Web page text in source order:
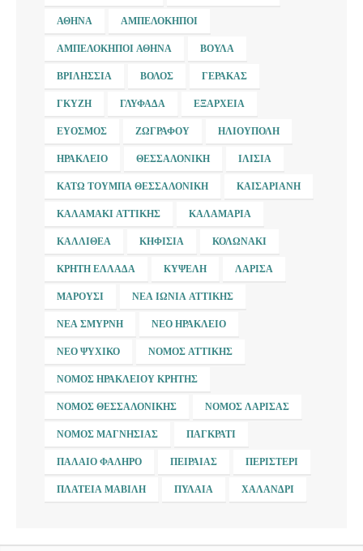
ΑΘΉΝΑ ΑΜΠΕΛΌΚΗΠΟΙ
ΑΜΠΕΛΌΚΗΠΟΙ ΑΘΉΝΑ ΒΟΎΛΑ
ΒΡΙΛΉΣΣΙΑ ΒΌΛΟΣ ΓΈΡΑΚΑΣ
ΓΚΎΖΗ ΓΛΥΦΆΔΑ ΕΞΆΡΧΕΙΑ
ΕΎΟΣΜΟΣ ΖΩΓΡΆΦΟΥ ΗΛΙΟΎΠΟΛΗ
ΗΡΆΚΛΕΙΟ ΘΕΣΣΑΛΟΝΊΚΗ ΙΛΊΣΙΑ
ΚΆΤΩ ΤΟΎΜΠΑ ΘΕΣΣΑΛΟΝΊΚΗ ΚΑΙΣΑΡΙΑΝΉ
ΚΑΛΑΜΆΚΙ ΑΤΤΙΚΉΣ ΚΑΛΑΜΑΡΙΆ
ΚΑΛΛΙΘΈΑ ΚΗΦΙΣΙΆ ΚΟΛΩΝΆΚΙ
ΚΡΉΤΗ ΕΛΛΆΔΑ ΚΥΨΈΛΗ ΛΆΡΙΣΑ
ΜΑΡΟΎΣΙ ΝΈΑ ΙΩΝΊΑ ΑΤΤΙΚΉΣ
ΝΈΑ ΣΜΎΡΝΗ ΝΈΟ ΗΡΆΚΛΕΙΟ
ΝΈΟ ΨΥΧΙΚΌ ΝΟΜΌΣ ΑΤΤΙΚΉΣ
ΝΟΜΌΣ ΗΡΑΚΛΕΊΟΥ ΚΡΉΤΗΣ
ΝΟΜΌΣ ΘΕΣΣΑΛΟΝΊΚΗΣ ΝΟΜΌΣ ΛΆΡΙΣΑΣ
ΝΟΜΌΣ ΜΑΓΝΗΣΊΑΣ ΠΑΓΚΡΆΤΙ
ΠΑΛΑΙΌ ΦΆΛΗΡΟ ΠΕΙΡΑΙΆΣ ΠΕΡΙΣΤΈΡΙ
ΠΛΑΤΕΊΑ ΜΑΒΊΛΗ ΠΥΛΑΊΑ ΧΑΛΆΝΔΡΙ